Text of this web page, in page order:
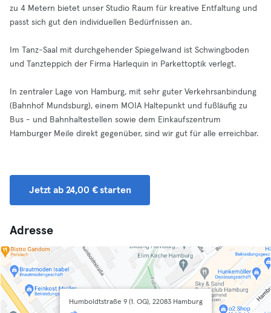
zu 4 Metern bietet unser Studio Raum für kreative Entfaltung und
passt sich gut den individuellen Bedürfnissen an.
Im Tanz-Saal mit durchgehender Spiegelwand ist Schwingboden
und Tanzteppich der Firma Harlequin in Parkettoptik verlegt.
In zentraler Lage von Hamburg, mit sehr guter Verkehrsanbindung
(Bahnhof Mundsburg), einem MOIA Haltepunkt und fußläufig zu
Bus - und Bahnhaltestellen sowie dem Einkaufszentrum
Hamburger Meile direkt gegenüber, sind wir gut für alle erreichbar.
Jetzt ab 24,00 € starten
Adresse
Humboldtstraße 9 (1. OG), 22083 Hamburg